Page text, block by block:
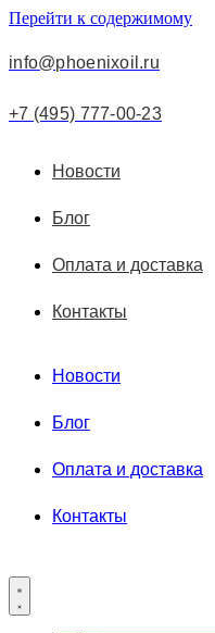
Перейти к содержимому
info@phoenixoil.ru
+7 (495) 777-00-23
Новости
Блог
Оплата и доставка
Контакты
Новости
Блог
Оплата и доставка
Контакты